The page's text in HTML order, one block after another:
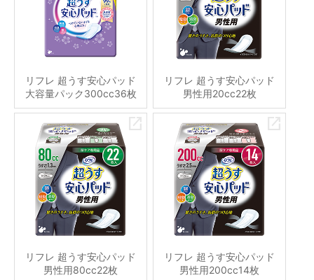
リフレ 超うす安心パッド
大容量パック300cc36枚
リフレ 超うす安心パッド
男性用20cc22枚
リフレ 超うす安心パッド
男性用80cc22枚
リフレ 超うす安心パッド
男性用200cc14枚